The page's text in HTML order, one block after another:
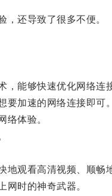
还导致了很多不便。
能够快速优化网络连
加速的网络连接即可。
体验。
观看高清视频、顺畅
时的神奇武器。